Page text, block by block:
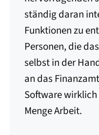
ständig daran
Funktionen zu
Personen, die
selbst in der
an das
Software
Menge Arbeit.